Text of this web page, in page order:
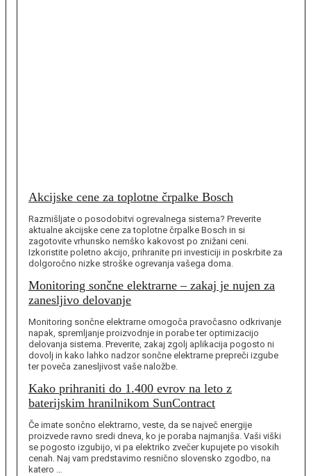
Akcijske cene za toplotne črpalke Bosch
Razmišljate o posodobitvi ogrevalnega sistema? Preverite
aktualne akcijske cene za toplotne črpalke Bosch in si
zagotovite vrhunsko nemško kakovost po znižani ceni.
Izkoristite poletno akcijo, prihranite pri investiciji in poskrbite za
dolgoročno nizke stroške ogrevanja vašega doma.
Monitoring sončne elektrarne – zakaj je nujen za
zanesljivo delovanje
Monitoring sončne elektrarne omogoča pravočasno odkrivanje
napak, spremljanje proizvodnje in porabe ter optimizacijo
delovanja sistema. Preverite, zakaj zgolj aplikacija pogosto ni
dovolj in kako lahko nadzor sončne elektrarne prepreči izgube
ter poveča zanesljivost vaše naložbe.
Kako prihraniti do 1.400 evrov na leto z
baterijskim hranilnikom SunContract
Če imate sončno elektrarno, veste, da se največ energije
proizvede ravno sredi dneva, ko je poraba najmanjša. Vaši viški
se pogosto izgubijo, vi pa elektriko zvečer kupujete po visokih
cenah. Naj vam predstavimo resnično slovensko zgodbo, na
katero …